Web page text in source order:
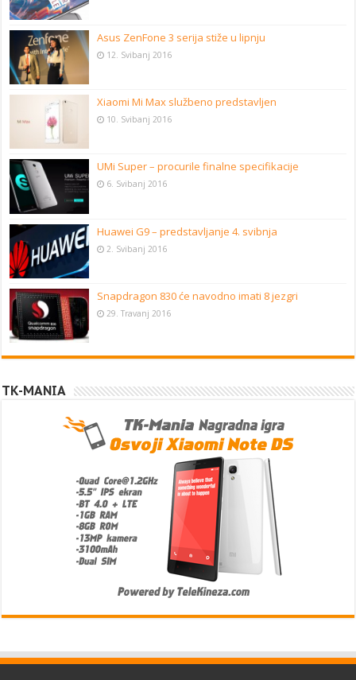
Asus ZenFone 3 serija stiže u lipnju
12. Svibanj 2016
Xiaomi Mi Max službeno predstavljen
10. Svibanj 2016
UMi Super – procurile finalne specifikacije
6. Svibanj 2016
Huawei G9 – predstavljanje 4. svibnja
2. Svibanj 2016
Snapdragon 830 će navodno imati 8 jezgri
29. Travanj 2016
TK-MANIA